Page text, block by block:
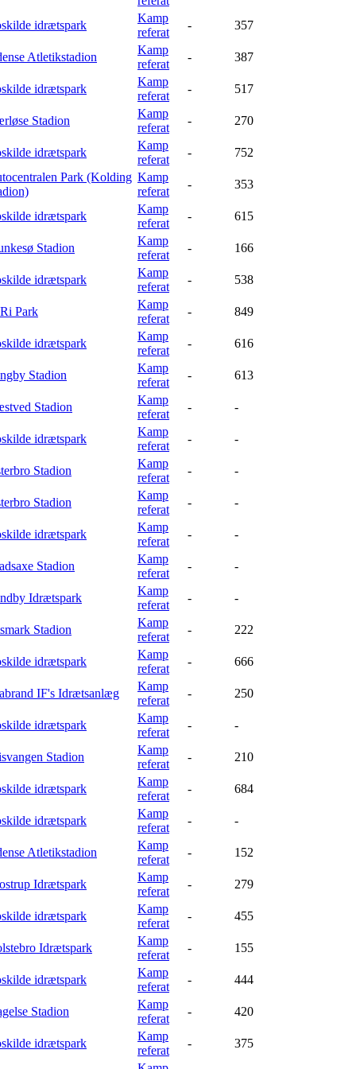
idrætspark
Kamp
referat
- 357
Atletikstadion
Kamp
referat
- 387
idrætspark
Kamp
referat
- 517
Stadion
Kamp
referat
- 270
idrætspark
Kamp
referat
-
752
Park (Kolding Kamp
referat
- 353
idrætspark
Kamp
referat
- 615
Stadion
Kamp
referat
- 166
idrætspark
Kamp
referat
- 538
Park
Kamp
referat
- 849
idrætspark
Kamp
referat
- 616
Stadion
Kamp
referat
- 613
Stadion
Kamp
referat
- -
idrætspark
Kamp
referat
- -
Stadion
Kamp
referat
- -
Stadion
Kamp
referat
- -
idrætspark
Kamp
referat
- -
Stadion
Kamp
referat
- -
Idrætspark
Kamp
referat
- -
Stadion
Kamp
referat
- 222
idrætspark
Kamp
referat
- 666
IF's Idrætsanlæg
Kamp
referat
- 250
idrætspark
Kamp
referat
- -
Stadion
Kamp
referat
- 210
idrætspark
Kamp
referat
- 684
idrætspark
Kamp
referat
- -
Atletikstadion
Kamp
referat
- 152
Idrætspark
Kamp
referat
- 279
idrætspark
Kamp
referat
- 455
Idrætspark
Kamp
referat
- 155
idrætspark
Kamp
referat
- 444
Stadion
Kamp
referat
- 420
idrætspark
Kamp
referat
- 375